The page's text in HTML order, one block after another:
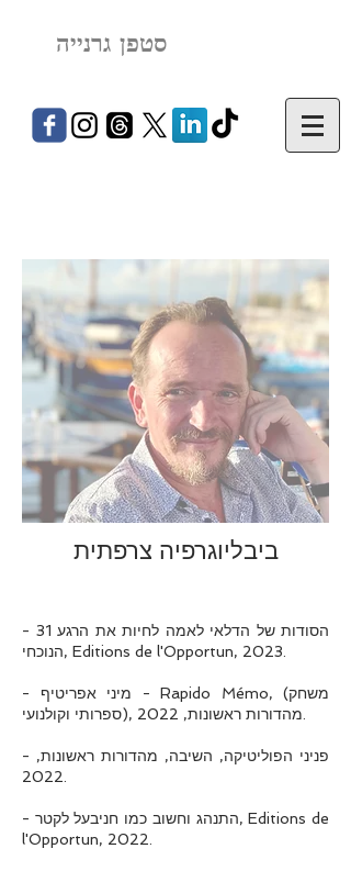
סטפן גרנייה
ביבליוגרפיה צרפתית
- 31 הסודות של הדלאי לאמה לחיות את הרגע
הנוכחי, Editions de l'Opportun, 2023.
- מיני אפריטיף - Rapido Mémo, (משחק
- פניני הפוליטיקה, השיבה, מהדורות ראשונות,
- התנהג וחשוב כמו חניבעל לקטר, Editions de
l'Opportun, 2022.